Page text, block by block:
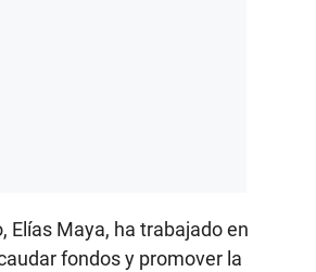
Elías Maya, ha trabajado en
fondos y promover la